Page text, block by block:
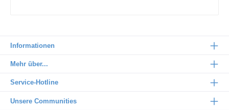
Informationen
Mehr über...
Service-Hotline
Unsere Communities